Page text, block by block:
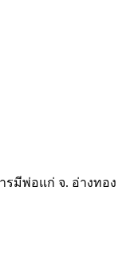
รมีพ่อแก่ จ. อ่างทอง